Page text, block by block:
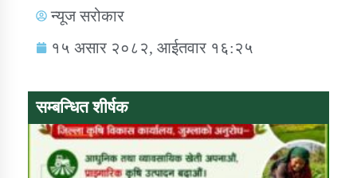
कुषि बिकास कार्यालय जुम्ला सुचना सन्देश
डिभिजन कार्यालय जुम्लाको सुचना सन्देश
न्यूज सरोकार
१५ असार २०८२, आईतवार १६:२५
सम्बन्धित शीर्षक